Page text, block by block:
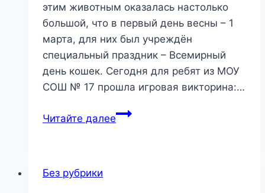
этим животным оказалась настолько
большой, что в первый день весны – 1
марта, для них был учреждён
специальный праздник – Всемирный
день кошек. Сегодня для ребят из МОУ
СОШ № 17 прошла игровая викторина:…
Читайте далее«Кошки-
Без рубрики